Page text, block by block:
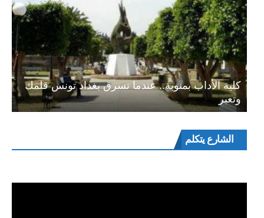
كلية الأداب بمنوبة.. عندما تسرق بغداد تونس قلمك
وتعبر
الشارع يتكلممشغل